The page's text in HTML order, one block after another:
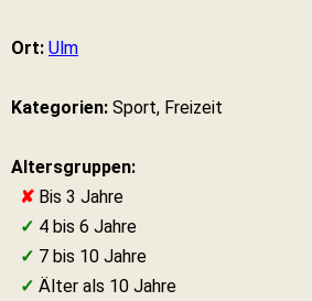
Ort: Ulm
Kategorien: Sport, Freizeit
Altersgruppen:
✘ Bis 3 Jahre
✓ 4 bis 6 Jahre
✓ 7 bis 10 Jahre
✓ Älter als 10 Jahre